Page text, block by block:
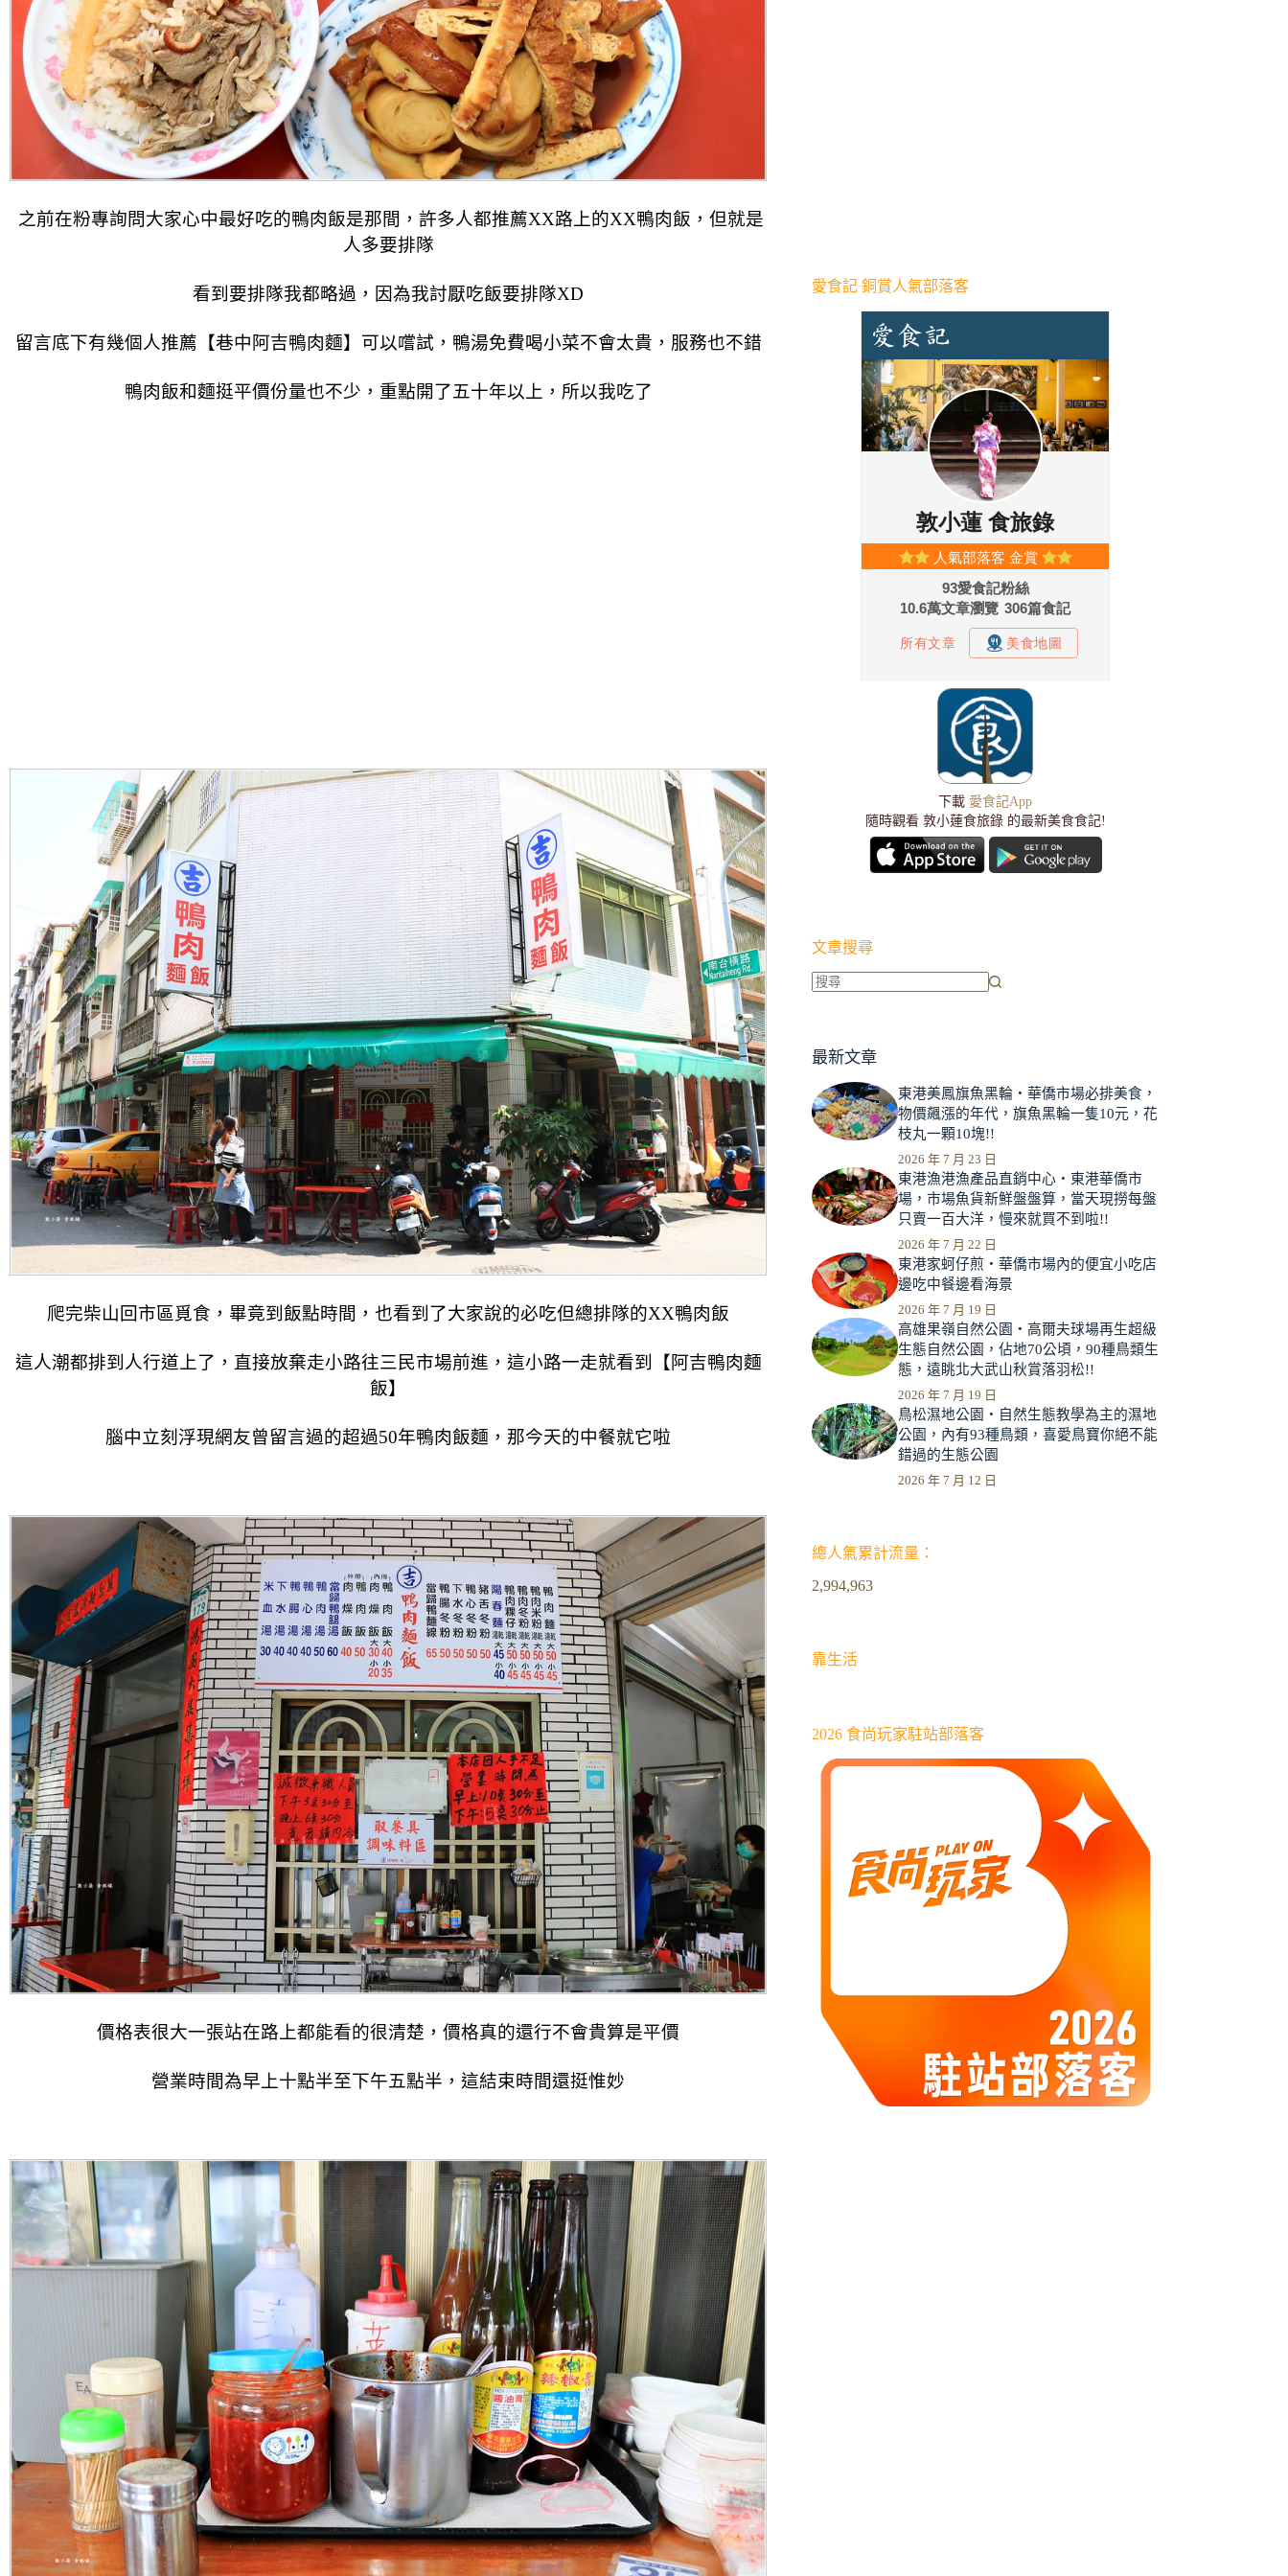
之前在粉專詢問大家心中最好吃的鴨肉飯是那間，許多人都推薦XX路上的XX鴨肉飯，但就是
人多要排隊
看到要排隊我都略過，因為我討厭吃飯要排隊XD
留言底下有幾個人推薦【巷中阿吉鴨肉麵】可以嚐試，鴨湯免費喝小菜不會太貴，服務也不錯
鴨肉飯和麵挺平價份量也不少，重點開了五十年以上，所以我吃了
爬完柴山回市區覓食，畢竟到飯點時間，也看到了大家說的必吃但總排隊的XX鴨肉飯
這人潮都排到人行道上了，直接放棄走小路往三民市場前進， 這小路一走就看到【阿吉鴨肉麵
飯】
腦中立刻浮現網友曾留言過的超過50年鴨肉飯麵， 那今天的中餐就它啦
價格表很大一張站在路上都能看的很清楚，價格真的還行不會貴算是平價
營業時間為早上十點半至下午五點半，這結束時間還挺惟妙
愛食記 銅賞人氣部落客
下載 愛食記App
隨時觀看 敦小蓮食旅錄 的最新美食食記!
文章搜尋
到
合
條
結
果
最新文章
東港美鳳旗魚黑輪‧華僑市場必排美食，
物價飆漲的年代，旗魚黑輪一隻10元，花
枝丸一顆10塊!!
2026 年 7 月 23 日
東港漁港漁產品直銷中心‧東港華僑市
場，市場魚貨新鮮盤盤算，當天現撈每盤
只賣一百大洋，慢來就買不到啦!!
2026 年 7 月 22 日
東港家蚵仔煎‧華僑市場內的便宜小吃店
邊吃中餐邊看海景
2026 年 7 月 19 日
高雄果嶺自然公園‧高爾夫球場再生超級
生態自然公園，佔地70公頃，90種鳥類生
態，遠眺北大武山秋賞落羽松!!
2026 年 7 月 19 日
鳥松濕地公園‧自然生態教學為主的濕地
公園，內有93種鳥類，喜愛鳥寶你絕不能
錯過的生態公園
2026 年 7 月 12 日
總人氣累計流量：
2,994,963
靠生活
2026 食尚玩家駐站部落客